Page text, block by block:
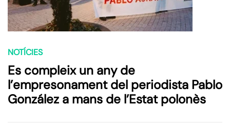
NOTÍCIES
Es compleix un any de
l’empresonament del periodista Pablo
González a mans de l’Estat polonès